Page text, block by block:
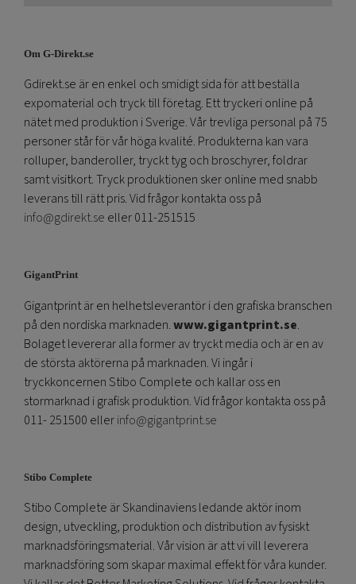
Om G-Direkt.se
Gdirekt.se är en enkel och smidigt sida för att beställa
expomaterial och tryck till företag. Ett tryckeri online på
nätet med produktion i Sverige. Vår trevliga personal på 75
personer står för vår höga kvalité. Produkterna kan vara
rolluper, banderoller, tryckt tyg och broschyrer, foldrar
samt visitkort. Tryck produktionen sker online med snabb
leverans till rätt pris. Vid frågor kontakta oss på
info@gdirekt.se eller 011-251515
GigantPrint
Gigantprint är en helhetsleverantör i den grafiska branschen
på den nordiska marknaden.www.gigantprint.se.
Bolaget levererar alla former av tryckt media och är en av
de största aktörerna på marknaden. Vi ingår i
tryckkoncernen Stibo Complete och kallar oss en
stormarknad i grafisk produktion. Vid frågor kontakta oss på
011- 251500 ellerinfo@gigantprint.se
Stibo Complete
Stibo Complete är Skandinaviens ledande aktör inom
design, utveckling, produktion och distribution av fysiskt
marknadsföringsmaterial. Vår vision är att vi vill leverera
marknadsföring som skapar maximal effekt för våra kunder.